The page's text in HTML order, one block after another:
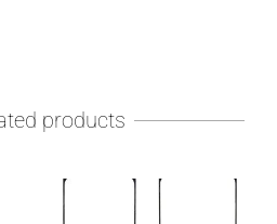
products